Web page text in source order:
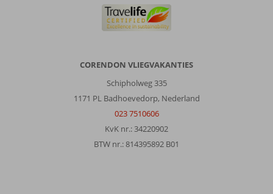
CORENDON VLIEGVAKANTIES
Schipholweg 335
1171 PL Badhoevedorp, Nederland
023 7510606
KvK nr.: 34220902
BTW nr.: 814395892 B01